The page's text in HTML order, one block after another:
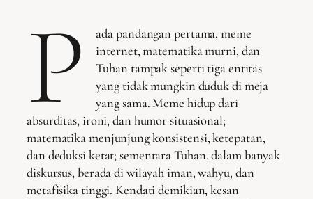
P
ada pandangan pertama, meme
internet, matematika murni, dan
Tuhan tampak seperti tiga entitas
yang tidak mungkin duduk di meja
yang sama. Meme hidup dari
absurditas, ironi, dan humor situasional;
matematika menjunjung konsistensi, ketepatan,
dan deduksi ketat; sementara Tuhan, dalam banyak
diskursus, berada di wilayah iman, wahyu, dan
metafisika tinggi. Kendati demikian, kesan